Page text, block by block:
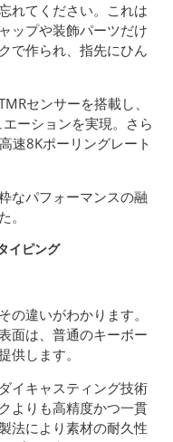
れてください。これは
ップや装飾パーツだけ
で作られ、指先にひん
センサーを搭載し、
ーションを実現。さら
速8Kポーリングレート
なパフォーマンスの融
。
イピング
の違いがわかります。
面は、普通のキーボー
供します。
イキャスティング技術
よりも高精度かつ一貫
法により素材の耐久性